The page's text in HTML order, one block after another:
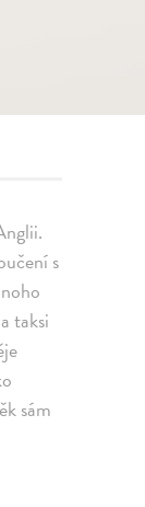
s
taksi
sám